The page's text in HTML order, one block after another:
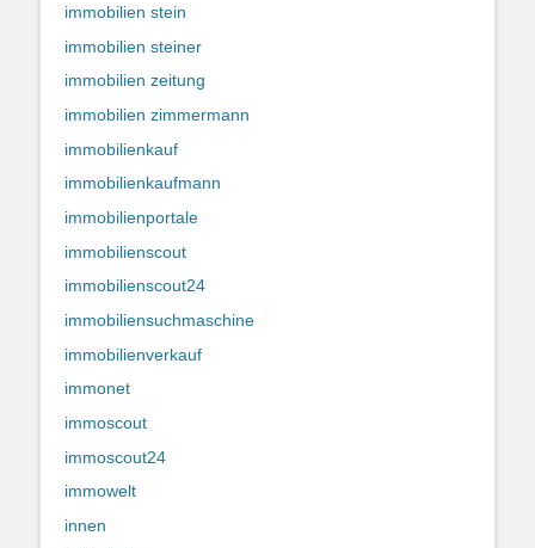
immobilien stein
immobilien steiner
immobilien zeitung
immobilien zimmermann
immobilienkauf
immobilienkaufmann
immobilienportale
immobilienscout
immobilienscout24
immobiliensuchmaschine
immobilienverkauf
immonet
immoscout
immoscout24
immowelt
innen